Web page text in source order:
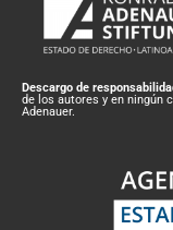
Descargo de
de los autores y en ningún
Adenauer.